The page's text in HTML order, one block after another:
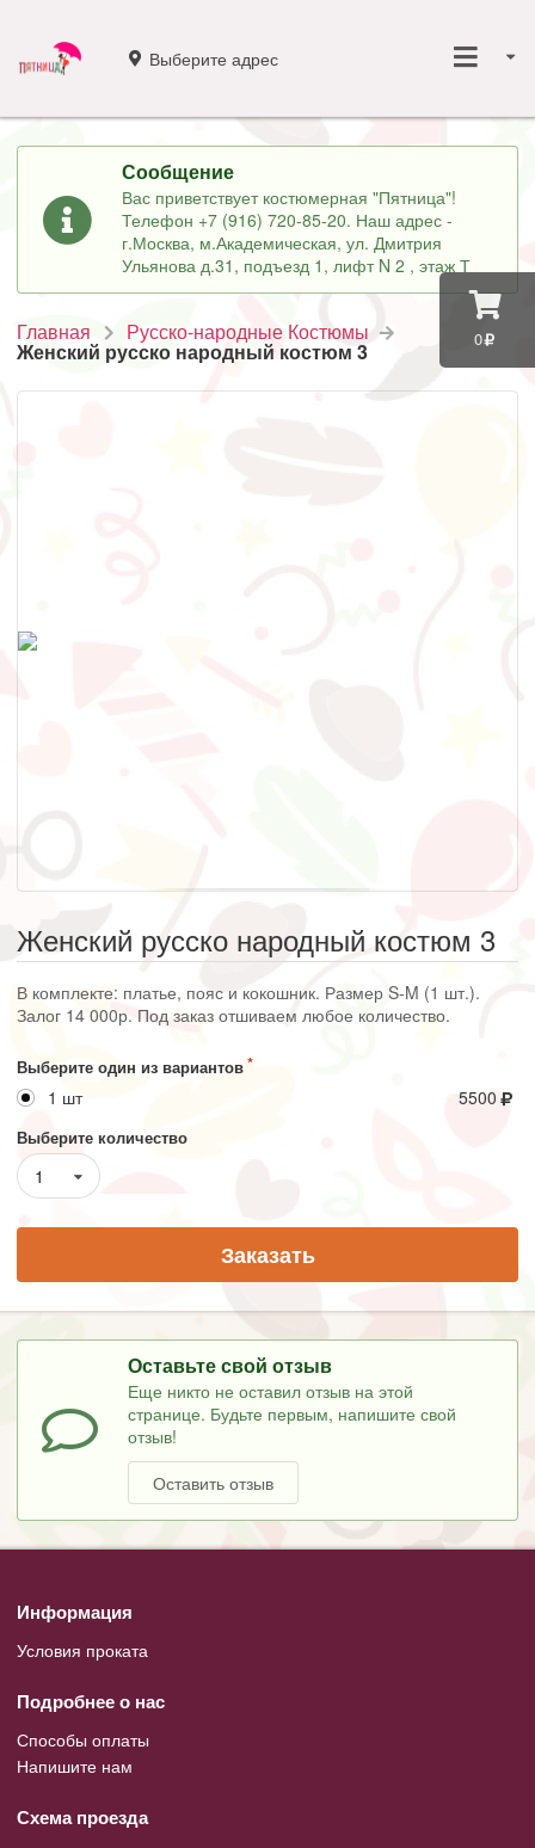
0
Выберите адрес
Сообщение
Вас приветствует костюмерная "Пятница"!
Телефон +7 (916) 720-85-20. Наш адрес -
г.Москва, м.Академическая, ул. Дмитрия
Ульянова д.31, подъезд 1, лифт N 2 , этаж Т
Главная Русско-народные Костюмы
Женский русско народный костюм 3
Женский русско народный костюм 3
В комплекте: платье, пояс и кокошник. Размер S-M (1 шт.).
Залог 14 000р. Под заказ отшиваем любое количество.
Выберите один из вариантов
1 шт 5500
Выберите количество
1
Заказать
Оставьте свой отзыв
Еще никто не оставил отзыв на этой
странице. Будьте первым, напишите свой
отзыв!
Оставить отзыв
Информация
Условия проката
Подробнее о нас
Способы оплаты
Напишите нам
Схема проезда